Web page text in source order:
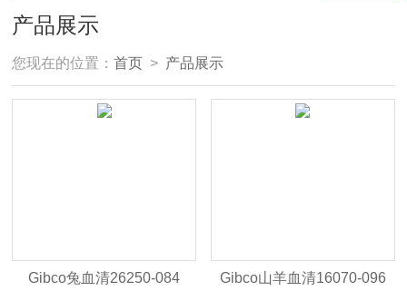
产品展示
您现在的位置：首页 > 产品展示
Gibco兔血清26250-084 Gibco山羊血清16070-096